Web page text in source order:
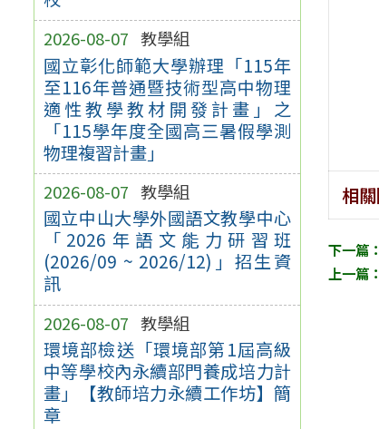
2026-08-07 教學組
國立彰化師範大學辦理「115年
至116年普通暨技術型高中物理
適性教學教材開發計畫」之
「115學年度全國高三暑假學測
物理複習計畫」
2026-08-07 教學組
國立中山大學外國語文教學中心
「2026年語文能力研習班
(2026/09 ~ 2026/12)」招生資
訊
2026-08-07 教學組
環境部檢送「環境部第1屆高級
中等學校內永續部門養成培力計
畫」【教師培力永續工作坊】簡
章
相